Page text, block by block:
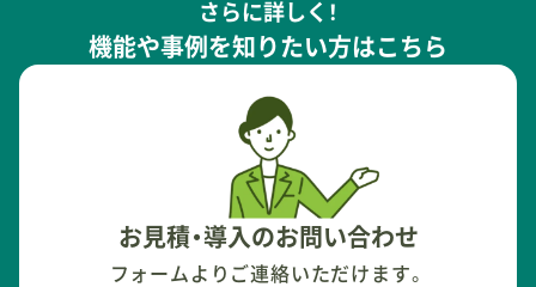
さらに詳しく！
機能や事例を知りたい方はこちら
お見積・導入のお問い合わせ
フォームよりご連絡いただけます。